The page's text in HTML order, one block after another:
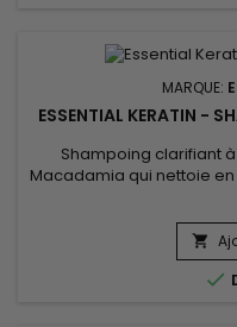
MARQUE:
ESSENTIAL KERATIN -
Shampoing clarifiant
Macadamia qui nettoie
accumulations de
pollution).&nbsp;
Shampoing Clarifiant
(cuticules) de vos
la

